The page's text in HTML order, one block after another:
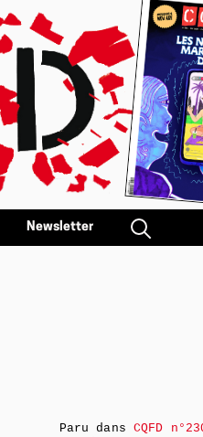
Newsletter
Paru dans CQFD